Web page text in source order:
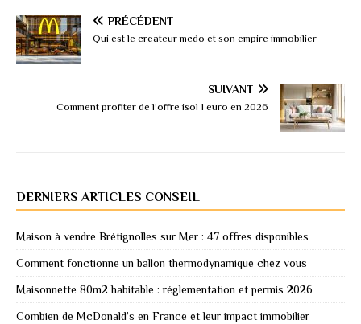
PRÉCÉDENT
Qui est le createur mcdo et son empire immobilier
SUIVANT
Comment profiter de l’offre isol 1 euro en 2026
DERNIERS ARTICLES CONSEIL
Maison à vendre Brétignolles sur Mer : 47 offres disponibles
Comment fonctionne un ballon thermodynamique chez vous
Maisonnette 80m2 habitable : réglementation et permis 2026
Combien de McDonald’s en France et leur impact immobilier